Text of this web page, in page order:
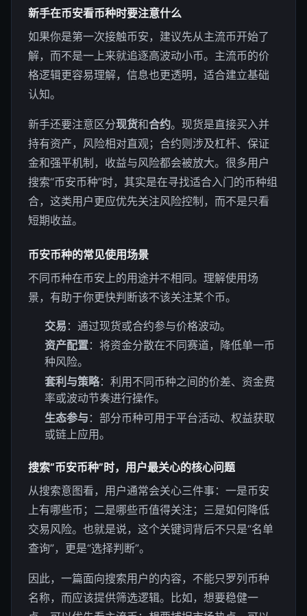
新手在币安看币种时要注意什么
如果你是第一次接触币安，建议先从主流币开始了
解，而不是一上来就追逐高波动小币。主流币的价
格逻辑更容易理解，信息也更透明，适合建立基础
认知。
新手还要注意区分现货和合约。现货是直接买入并
持有资产，风险相对直观；合约则涉及杠杆、保证
金和强平机制，收益与风险都会被放大。很多用户
搜索“币安币种”时，其实是在寻找适合入门的币种组
合，这类用户更应优先关注风险控制，而不是只看
短期收益。
币安币种的常见使用场景
不同币种在币安上的用途并不相同。理解使用场
景，有助于你更快判断该不该关注某个币。
交易 ：通过现货或合约参与价格波动。
资产配置：将资金分散在不同赛道，降低单一币
种风险。
套利与策略：利用不同币种之间的价差、资金费
率或波动节奏进行操作。
生态参与 ：部分币种可用于平台活动、权益获取
或链上应用。
搜索“币安币种”时，用户最关心的核心问题
从搜索意图看，用户通常会关心三件事：一是币安
上有哪些币；二是哪些币值得关注；三是如何降低
交易风险。也就是说，这个关键词背后不只是“名单
查询”，更是“选择判断”。
因此，一篇面向搜索用户的内容，不能只罗列币种
名称，而应该提供筛选逻辑。比如，想要稳健一